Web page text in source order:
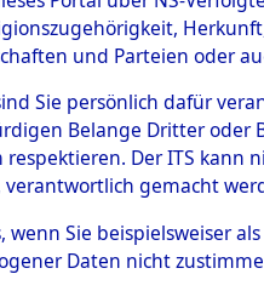
auf dem
zur
Roding)
und Parteien oder
Sie persönlich dafür
Belange Dritter
respektieren. Der ITS
gemacht
wenn Sie beispielsweiser
Daten nicht